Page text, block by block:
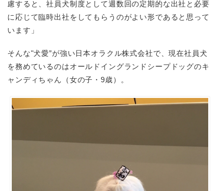
慮すると、社員犬制度として週数回の定期的な出社と必要
に応じて臨時出社をしてもらうのがよい形であると思って
います」
そんな"犬愛”が強い日本オラクル株式会社で、現在社員犬
を務めているのはオールドイングランドシープドッグのキ
ャンディちゃん（女の子・9歳）。